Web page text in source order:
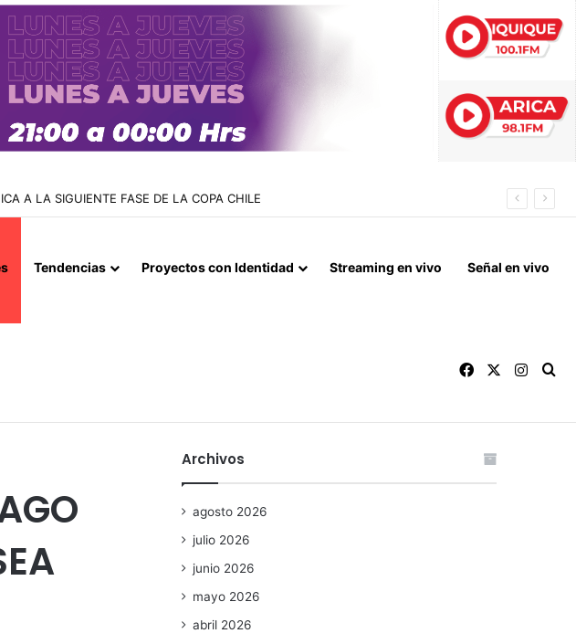
SEXUALES INFANTILES CUMPLE PENA EN LIBERTAD VIGILADA
Tendencias Proyectos con Identidad Streaming en vivo Señal en vivo
Facebook
Archivos
agosto 2026
julio 2026
junio 2026
mayo 2026
abril 2026